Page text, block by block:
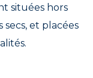
situées hors
secs, et placées